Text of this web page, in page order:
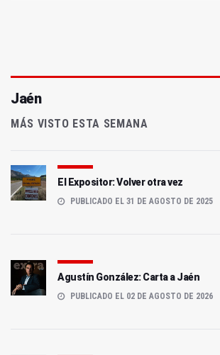
Jaén
MÁS VISTO ESTA SEMANA
El Expositor: Volver otra vez
PUBLICADO EL 31 DE AGOSTO DE 2025
Agustín González: Carta a Jaén
PUBLICADO EL 02 DE AGOSTO DE 2026